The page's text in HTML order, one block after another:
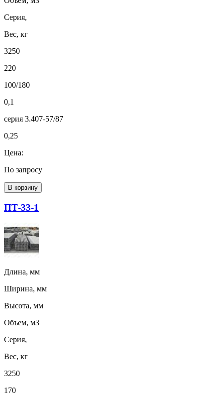
Серия,
Вес, кг
3250
220
100/180
0,1
серия 3.407-57/87
0,25
Цена:
По запросу
В корзину
ПТ-33-1
Длина, мм
Ширина, мм
Высота, мм
Объем, м3
Серия,
Вес, кг
3250
170